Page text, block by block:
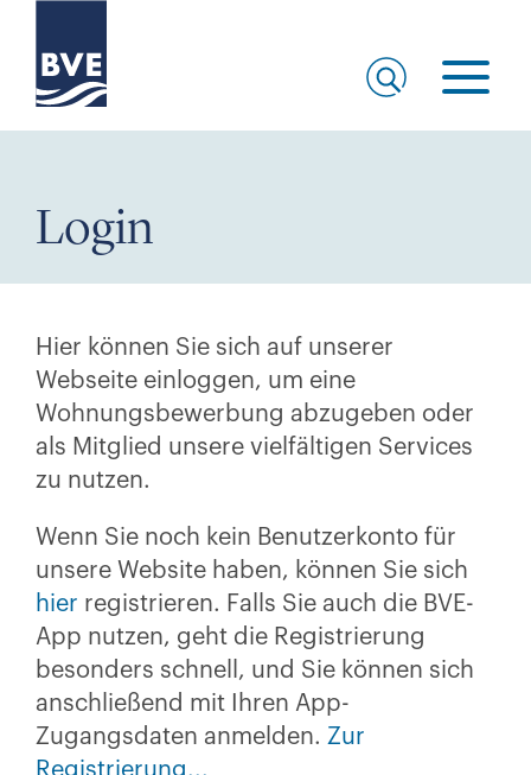
Login
Hier können Sie sich auf unserer
Webseite einloggen, um eine
Wohnungsbewerbung abzugeben oder
als Mitglied unsere vielfältigen Services
zu nutzen.
Wenn Sie noch kein Benutzerkonto für
unsere Website haben, können Sie sich
hier registrieren. Falls Sie auch die BVE-
App nutzen, geht die Registrierung
besonders schnell, und Sie können sich
anschließend mit Ihren App-
Zugangsdaten anmelden. Zur
Registrierung...